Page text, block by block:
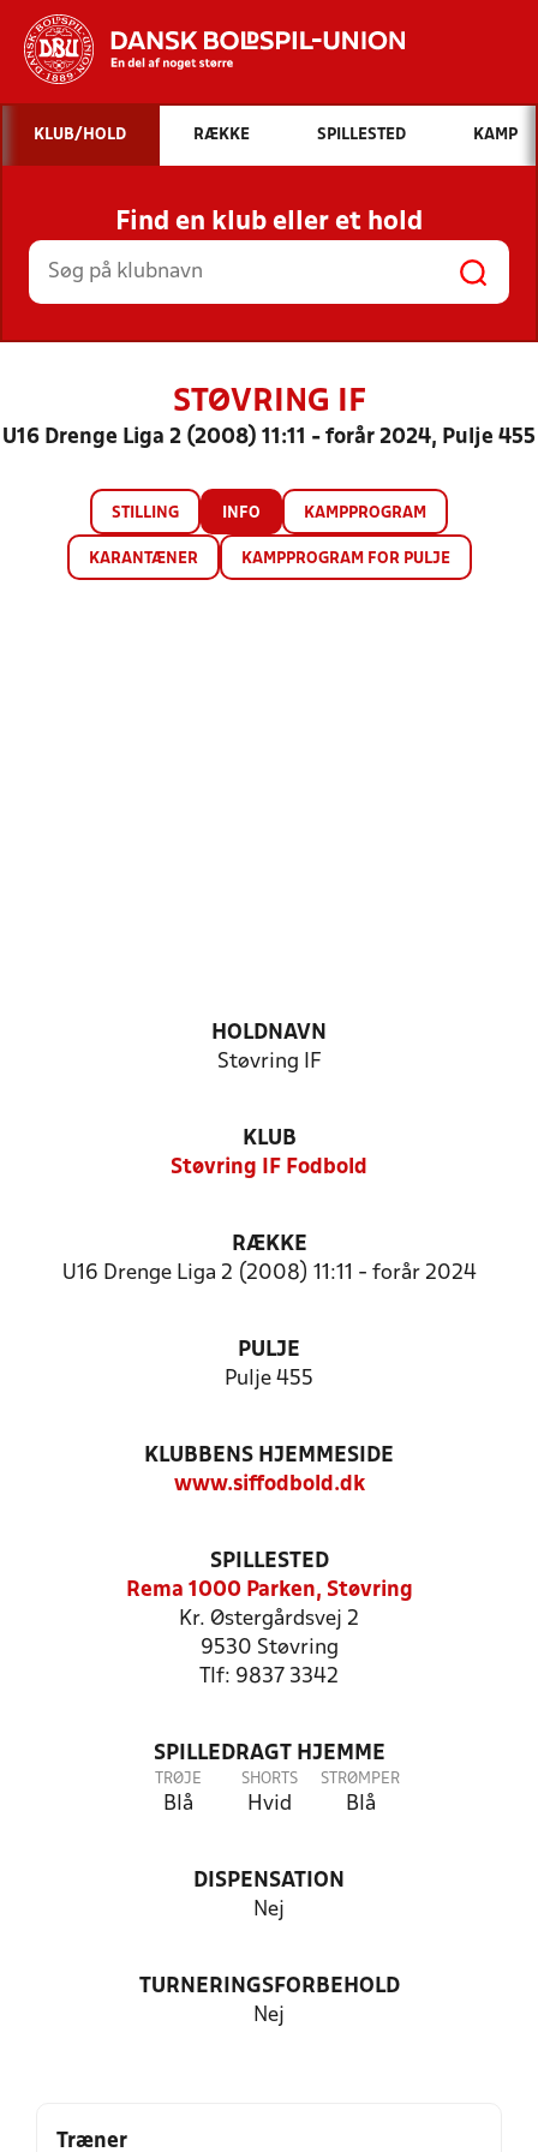
Hvad vil du søge efter?
INDHOLD OG NYHEDER
STILLINGER, RESULTATER, KLUBBER OG
HOLD
KLUB/HOLD RÆKKE SPILLESTED KAMP
Find en klub eller et hold
STØVRING IF
U16 Drenge Liga 2 (2008) 11:11 - forår 2024, Pulje 455
STILLING INFO KAMPPROGRAM
KARANTÆNER KAMPPROGRAM FOR PULJE
HOLDNAVN
Støvring IF
KLUB
Støvring IF Fodbold
RÆKKE
U16 Drenge Liga 2 (2008) 11:11 - forår 2024
PULJE
Pulje 455
KLUBBENS HJEMMESIDE
www.siffodbold.dk
SPILLESTED
Rema 1000 Parken, Støvring
Kr. Østergårdsvej 2
9530 Støvring
Tlf: 9837 3342
SPILLEDRAGT HJEMME
TRØJE
Blå
SHORTS
Hvid
STRØMPER
Blå
DISPENSATION
Nej
TURNERINGSFORBEHOLD
Nej
Træner